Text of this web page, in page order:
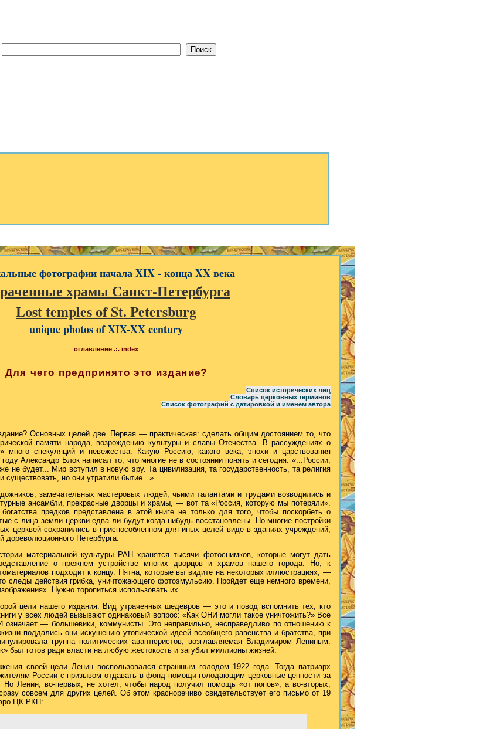
фотографии начала XIX - конца XX века
храмы Санкт-Петербурга
Lost temples of St. Petersburg
unique photos of XIX-XX century
оглавление .:. index
Для чего предпринято это издание?
Список исторических лиц
Словарь церковных терминов
Список фотографий с датировкой и именем автора
Основных целей две. Первая — практическая: сделать общим достоянием то, что
памяти народа, возрождению культуры и славы Отечества. В рассуждениях о
много спекуляций и невежества. Какую Россию, какого века, эпохи и царствования
Александр Блок написал то, что многие не в состоянии понять и сегодня: «...России,
не будет... Мир вступил в новую эру. Та цивилизация, та государственность, та религия
но они утратили бытие...»
замечательных мастеровых людей, чьими талантами и трудами возводились и
ансамбли, прекрасные дворцы и храмы, — вот та «Россия, которую мы потеряли».
предков представлена в этой книге не только для того, чтобы поскорбеть о
с лица земли церкви едва ли будут когда-нибудь восстановлены. Но многие постройки
церквей сохранились в приспособленном для иных целей виде в зданиях учреждений,
дореволюционного Петербурга.
материальной культуры РАН хранятся тысячи фотоснимков, которые могут дать
о прежнем устройстве многих дворцов и храмов нашего города. Но, к
подходит к концу. Пятна, которые вы видите на некоторых иллюстрациях, —
следы действия грибка, уничтожающего фотоэмульсию. Пройдет еще немного времени,
Нужно торопиться использовать их.
цели нашего издания. Вид утраченных шедевров — это и повод вспомнить тех, кто
у всех людей вызывают одинаковый вопрос: «Как ОНИ могли такое уничтожить?» Все
— большевики, коммунисты. Это неправильно, несправедливо по отношению к
поддались они искушению утопической идеей всеобщего равенства и братства, при
группа политических авантюристов, возглавляемая Владимиром Лениным.
был готов ради власти на любую жестокость и загубил миллионы жизней.
своей цели Ленин воспользовался страшным голодом 1922 года. Тогда патриарх
России с призывом отдавать в фонд помощи голодающим церковные ценности за
Но Ленин, во-первых, не хотел, чтобы народ получил помощь «от попов», а во-вторых,
совсем для других целей. Об этом красноречиво свидетельствует его письмо от 19
ЦК РКП: